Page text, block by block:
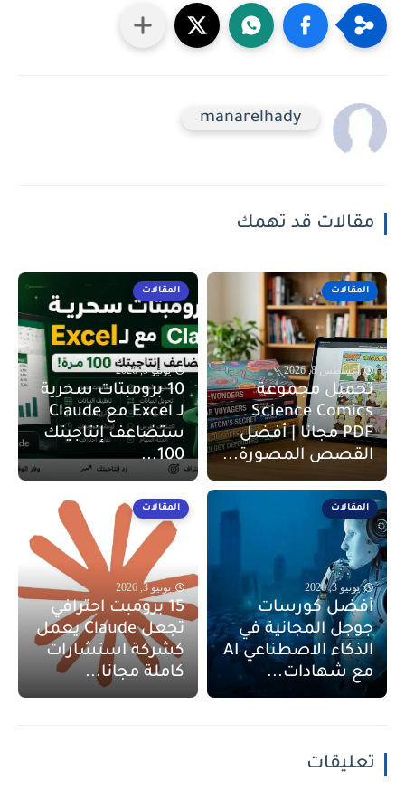
manarelhady
مقالات قد تهمك
المقالات
أغسطس 8, 2026
تحميل مجموعة
Science Comics
PDF مجانا | أفضل
القصص المصورة...
المقالات
يونيو 9, 2026
10 برومبتات سحرية
لـ Excel مع Claude
ستضاعف إنتاجيتك
100...
المقالات
يونيو 3, 2026
أفضل كورسات
جوجل المجانية في
الذكاء الاصطناعي AI
مع شهادات...
المقالات
يونيو 3, 2026
15 برومبت احترافي
تجعل Claude يعمل
كشركة استشارات
كاملة مجانا...
تعليقات